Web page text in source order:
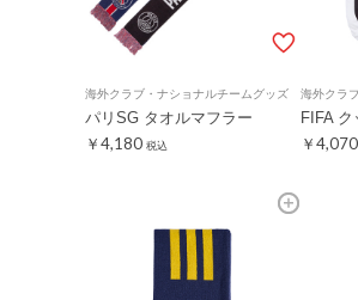
海外クラブ・ナショナルチームグッズ
パリSG タオルマフラー
￥4,180 税込
海外クラ
FIFA
￥4,070